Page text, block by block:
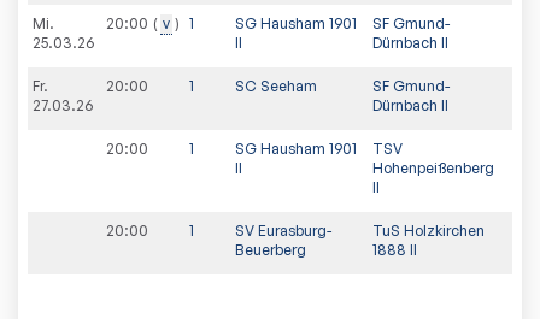
Mi.
25.03.26
20:00 v 1
SG Hausham 1901
II
SF Gmund-
Dürnbach II
Fr.
27.03.26
20:00 1 SC Seeham
SF Gmund-
Dürnbach II
20:00 1
SG Hausham 1901
II
TSV
Hohenpeißenberg
II
20:00 1
SV Eurasburg-
Beuerberg
TuS Holzkirchen
1888 II